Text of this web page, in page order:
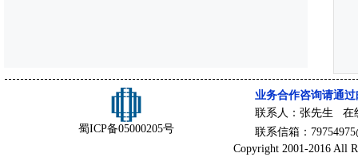
蜀ICP备05000205号
业务合作咨询请通
联系人：张先生 在
联系信箱：
Copyright 2001-2016 All